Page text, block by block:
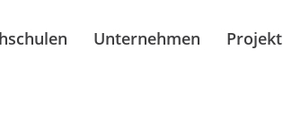
Unternehmen Projekt